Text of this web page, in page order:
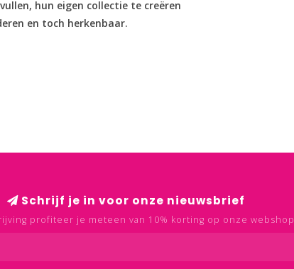
hun eigen collectie te creëren
en toch herkenbaar.
Schrijf je in voor onze nieuwsbrief
profiteer je meteen van 10% korting op onze webshop